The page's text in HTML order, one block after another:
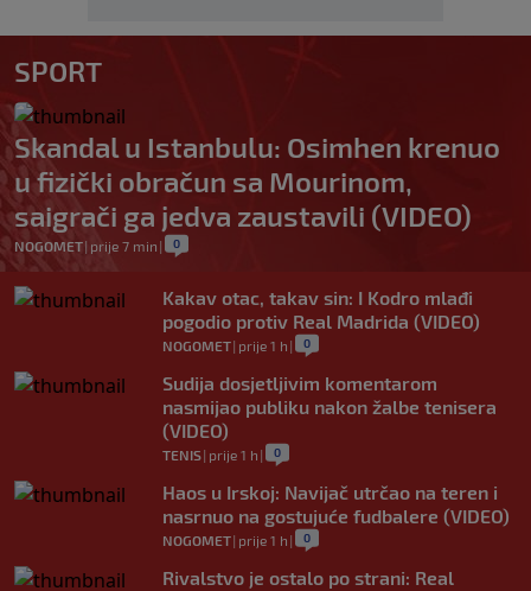
SPORT
Skandal u Istanbulu: Osimhen krenuo
u fizički obračun sa Mourinom,
saigrači ga jedva zaustavili (VIDEO)
NOGOMET| prije 7 min | 0
Kakav otac, takav sin: I Kodro mlađi
pogodio protiv Real Madrida (VIDEO)
NOGOMET| prije 1 h | 0
Sudija dosjetljivim komentarom
nasmijao publiku nakon žalbe tenisera
(VIDEO)
TENIS| prije 1 h | 0
Haos u Irskoj: Navijač utrčao na teren i
nasrnuo na gostujuće fudbalere (VIDEO)
NOGOMET| prije 1 h | 0
Rivalstvo je ostalo po strani: Real